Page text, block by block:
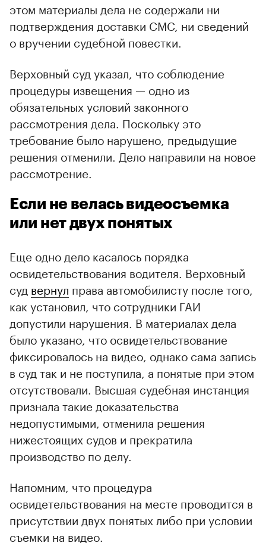
этом материалы дела не содержали ни
подтверждения доставки СМС, ни сведений
о вручении судебной повестки.
Верховный суд указал, что соблюдение
процедуры извещения — одно из
обязательных условий законного
рассмотрения дела. Поскольку это
требование было нарушено, предыдущие
решения отменили. Дело направили на новое
рассмотрение.
Если не велась видеосъемка
или нет двух понятых
Еще одно дело касалось порядка
освидетельствования водителя. Верховный
суд вернул права автомобилисту после того,
как установил, что сотрудники ГАИ
допустили нарушения. В материалах дела
было указано, что освидетельствование
фиксировалось на видео, однако сама запись
в суд так и не поступила, а понятые при этом
отсутствовали. Высшая судебная инстанция
признала такие доказательства
недопустимыми, отменила решения
нижестоящих судов и прекратила
производство по делу.
Напомним, что процедура
освидетельствования на месте проводится в
присутствии двух понятых либо при условии
съемки на видео.